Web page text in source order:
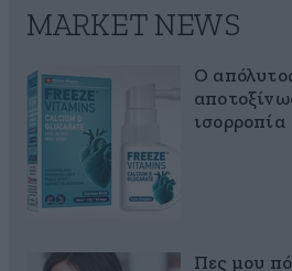
MARKET NEWS
Ο
ισορροπία
Πες μου